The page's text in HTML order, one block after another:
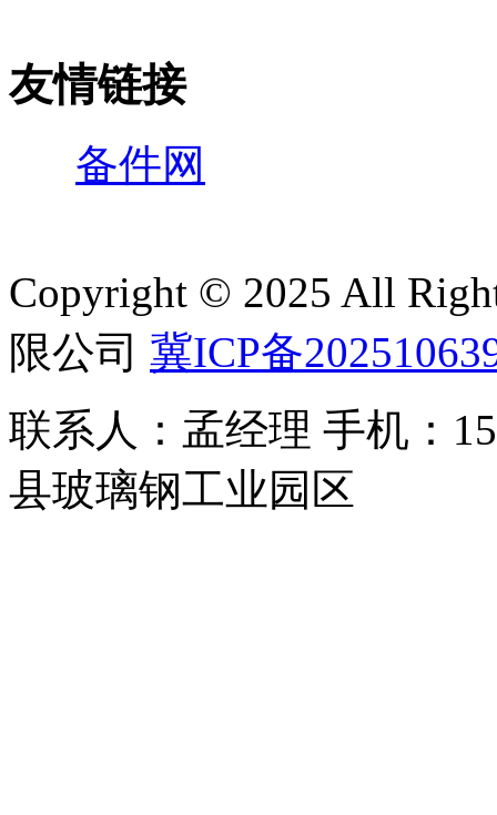
友情链接
备件网
Copyright © 2025 All
限公司 冀ICP备
联系人：孟经理 手机：
县玻璃钢工业园区